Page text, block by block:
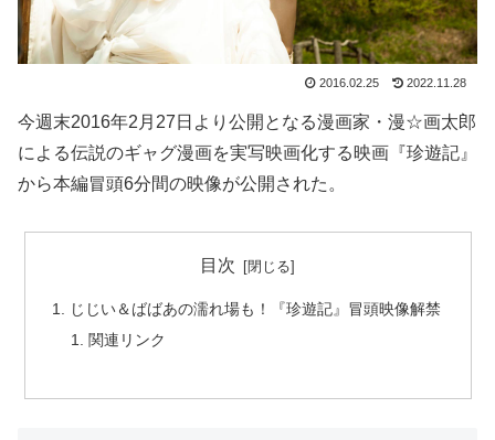
2016.02.25 2022.11.28
今週末2016年2月27日より公開となる漫画家・漫☆画太郎
による伝説のギャグ漫画を実写映画化する映画『珍遊記』
から本編冒頭6分間の映像が公開された。
目次
じじい＆ばばあの濡れ場も！『珍遊記』冒頭映像解禁
関連リンク